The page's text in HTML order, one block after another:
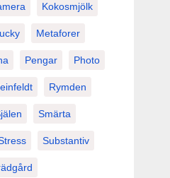
Kokosmjölk
Metaforer
Pengar Photo
Rymden
Smärta
Substantiv